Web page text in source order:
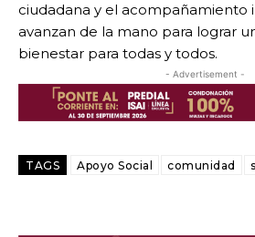
ciudadana y el acompañamiento
avanzan de la mano para lograr
bienestar para todas y todos.
- Advertisement -
TAGS Apoyo Social comunidad